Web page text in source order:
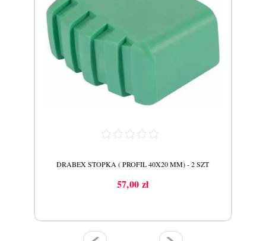
DRABEX STOPKA ( PROFIL 40X20 MM) - 2 SZT
Cena
57,00 zł